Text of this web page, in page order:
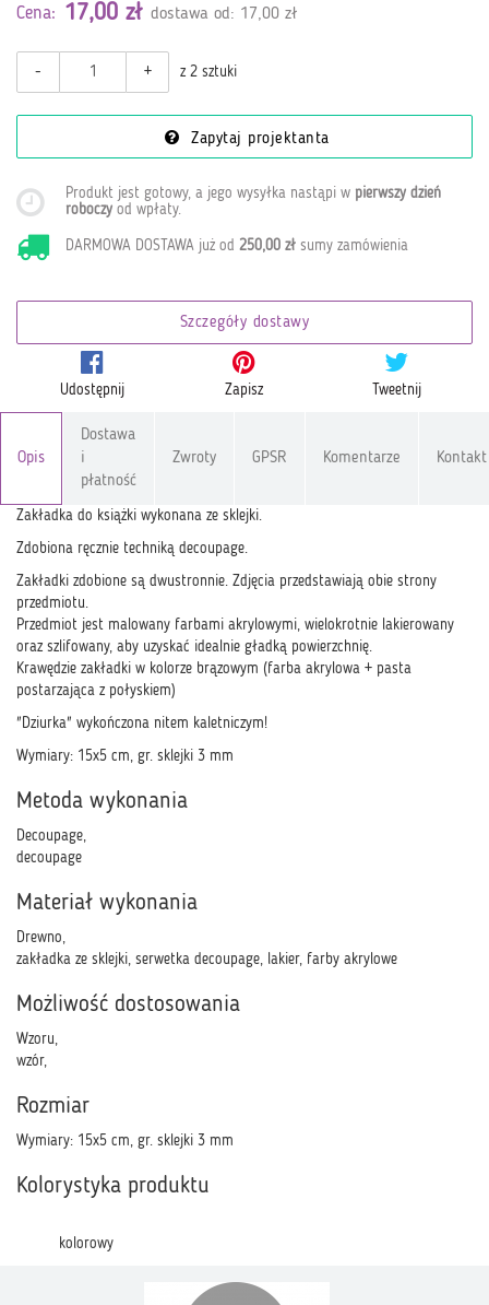
Cena: 17,00 zł dostawa od: 17,00 zł
- + z 2 sztuki
Zapytaj projektanta
Produkt jest gotowy, a jego wysyłka nastąpi w pierwszy dzień
roboczy od wpłaty.
DARMOWA DOSTAWA już od250,00 zł sumy zamówienia
Szczegóły dostawy
Udostępnij Zapisz Tweetnij
Opis
Dostawa
i
płatność
Zwroty GPSR Komentarze Kontakt
Zakładka do książki wykonana ze sklejki.
Zdobiona ręcznie techniką decoupage.
Zakładki zdobione są dwustronnie. Zdjęcia przedstawiają obie strony
przedmiotu.
Przedmiot jest malowany farbami akrylowymi, wielokrotnie lakierowany
oraz szlifowany, aby uzyskać idealnie gładką powierzchnię.
Krawędzie zakładki w kolorze brązowym (farba akrylowa + pasta
postarzająca z połyskiem)
"Dziurka" wykończona nitem kaletniczym!
Wymiary: 15x5 cm, gr. sklejki 3 mm
Metoda wykonania
Decoupage,
decoupage
Materiał wykonania
Drewno,
zakładka ze sklejki, serwetka decoupage, lakier, farby akrylowe
Możliwość dostosowania
Wzoru,
wzór,
Rozmiar
Wymiary: 15x5 cm, gr. sklejki 3 mm
Kolorystyka produktu
kolorowy